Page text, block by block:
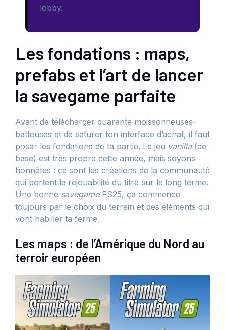
lobby.
Les fondations : maps,
prefabs et l’art de lancer
la savegame parfaite
Avant de télécharger quarante moissonneuses-
batteuses et de saturer ton interface d’achat, il faut
poser les fondations de ta partie. Le jeu vanilla(de
base) est très propre cette année, mais soyons
honnêtes : ce sont les créations de la communauté
qui portent la rejouabilité du titre sur le long terme.
Une bonne savegameFS25, ça commence
toujours par le choix du terrain et des éléments qui
vont habiller ta ferme.
Les maps : de l’Amérique du Nord au
terroir européen